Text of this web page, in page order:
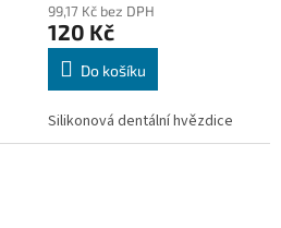
99,17 Kč bez DPH
120 Kč
Do košíku
Silikonová dentální hvězdice